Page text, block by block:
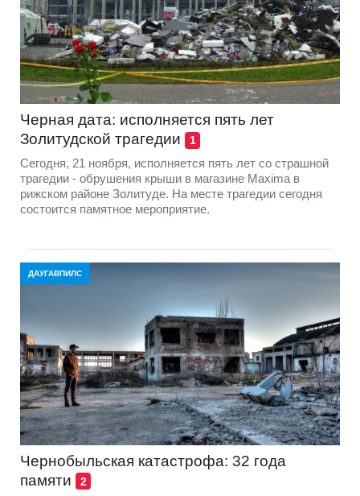
Черная дата: исполняется пять лет
Золитудской трагедии
1
Сегодня, 21 ноября, исполняется пять лет со страшной
трагедии - обрушения крыши в магазине Maxima в
рижском районе Золитуде. На месте трагедии сегодня
состоится памятное мероприятие.
ДАУГАВПИЛС
Чернобыльская катастрофа: 32 года
памяти
2